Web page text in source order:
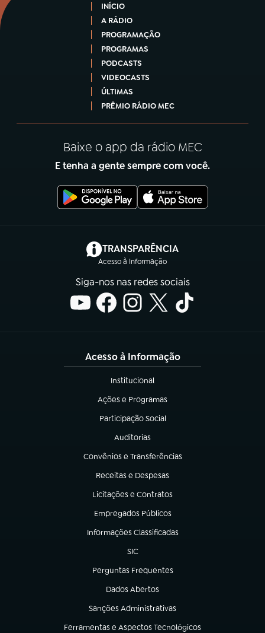
INÍCIO
A RÁDIO
PROGRAMAÇÃO
PROGRAMAS
PODCASTS
VIDEOCASTS
ÚLTIMAS
PRÊMIO RÁDIO MEC
Baixe o app da rádio MEC
E tenha a gente sempre com você.
TRANSPARÊNCIA
Acesso à Informação
(abre em nova aba)
Siga-nos nas redes sociais
Acesso à Informação
Institucional
(abre em nova aba)
Ações e Programas
(abre em nova aba)
Participação Social
(abre em nova aba)
Auditorias
(abre em nova aba)
Convênios e Transferências
(abre em nova aba)
Receitas e Despesas
(abre em nova aba)
Licitações e Contratos
(abre em nova aba)
Empregados Públicos
(abre em nova aba)
Informações Classificadas
(abre em nova aba)
SIC
(abre em nova aba)
Perguntas Frequentes
(abre em nova aba)
Dados Abertos
(abre em nova aba)
Sanções Administrativas
(abre em nova aba)
Ferramentas e Aspectos Tecnológicos
(abre em nova aba)